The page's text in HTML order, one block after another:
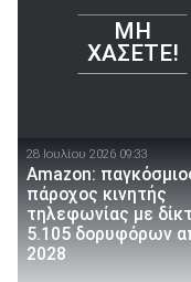
ΜΗ
ΧΆΣΕΤΕ!
28 Ιουλίου 2026 09:33
Amazon:
πάροχος κινητής
τηλεφωνίας με
5.105 δορυφόρων
2028